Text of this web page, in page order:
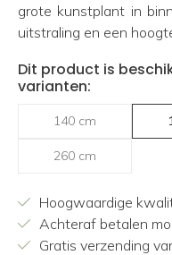
grote kunstplant in
uitstraling en een
Dit product is
varianten:
140 cm
260 cm
Hoogwaardige
Achteraf betalen
Gratis verzending